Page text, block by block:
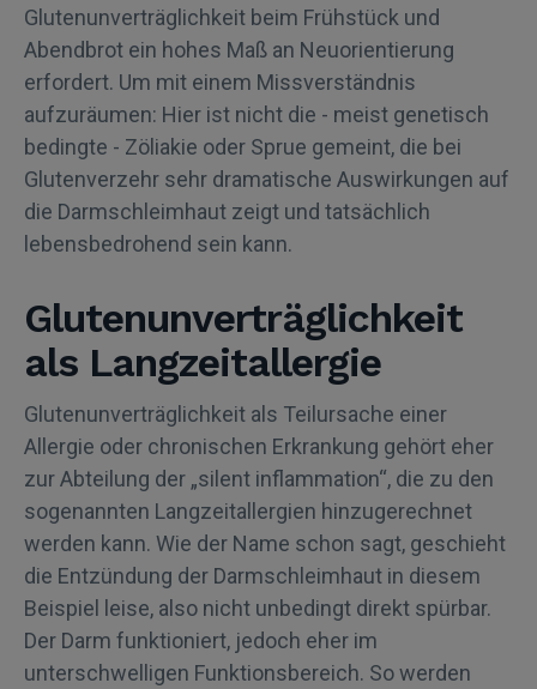
Glutenunverträglichkeit beim Frühstück und
Abendbrot ein hohes Maß an Neuorientierung
erfordert. Um mit einem Missverständnis
aufzuräumen: Hier ist nicht die - meist genetisch
bedingte - Zöliakie oder Sprue gemeint, die bei
Glutenverzehr sehr dramatische Auswirkungen auf
die Darmschleimhaut zeigt und tatsächlich
lebensbedrohend sein kann.
Glutenunverträglichkeit
als Langzeitallergie
Glutenunverträglichkeit als Teilursache einer
Allergie oder chronischen Erkrankung gehört eher
zur Abteilung der „silent inflammation“, die zu den
sogenannten Langzeitallergien hinzugerechnet
werden kann. Wie der Name schon sagt, geschieht
die Entzündung der Darmschleimhaut in diesem
Beispiel leise, also nicht unbedingt direkt spürbar.
Der Darm funktioniert, jedoch eher im
unterschwelligen Funktionsbereich. So werden